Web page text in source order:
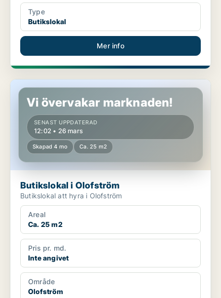
Type
Butikslokal
Mer info
Butikslokal i Olofström
Vi övervakar marknaden!
SENAST UPPDATERAD
12:02 • 26 mars
Skapad 4 mo Ca. 25 m2
Butikslokal i Olofström
Butikslokal att hyra i Olofström
Areal
Ca. 25 m2
Pris pr. md.
Inte angivet
Område
Olofström